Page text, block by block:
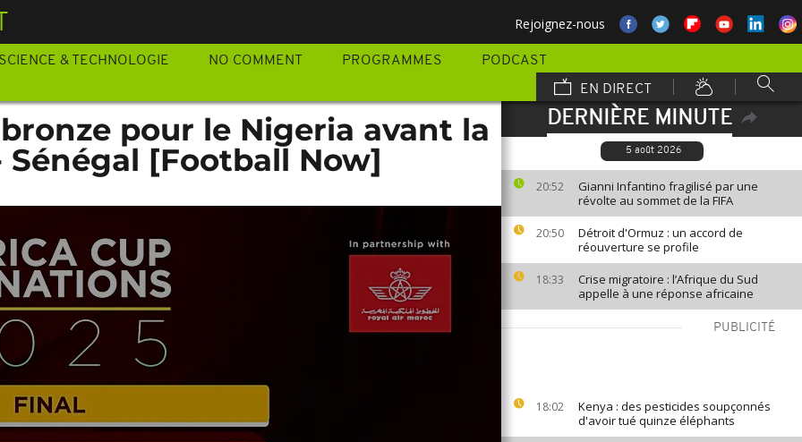
Rejoignez-nous
SCIENCE & TECHNOLOGIE NO COMMENT PROGRAMMES
PODCAST
EN DIRECT
DERNIÈRE MINUTE
5 août 2026
20:52
Gianni Infantino fragilisé par une
révolte au sommet de la FIFA
20:50
Détroit d'Ormuz : un accord de
réouverture se profile
18:33
Crise migratoire : l’Afrique du Sud
appelle à une réponse africaine
PUBLICITÉ
18:02
Kenya : des pesticides soupçonnés
d'avoir tué quinze éléphants
bronze pour le Nigeria avant la
[Football Now]